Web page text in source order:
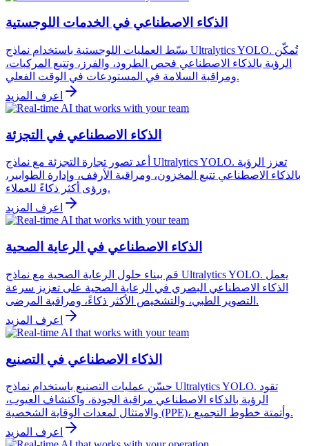
الذكاء الاصطناعي في الخدمات اللوجستية
بسّط العمليات اللوجستية باستخدام نماذج Ultralytics YOLO. تُمكّن
الرؤية بالذكاء الاصطناعي فحص الطرود، والفرز، وتتبع المركبات،
ومراقبة السلامة في المستودعات في الوقت الفعلي.
اعرف المزيد
الذكاء الاصطناعي في التجزئة
أعد تصور تجارة التجزئة مع نماذج Ultralytics YOLO. تعزز الرؤية
بالذكاء الاصطناعي تتبع المخزون، ومراقبة الأرفف، وإدارة الطوابير،
ورؤى أكثر ذكاءً للعملاء.
اعرف المزيد
الذكاء الاصطناعي في الرعاية الصحية
قم ببناء حلول الرعاية الصحية مع نماذج Ultralytics YOLO. يعمل
الذكاء الاصطناعي البصري في الرعاية الصحية على تعزيز سرعة
التصوير الطبي، والتشخيص الأكثر ذكاءً، ومراقبة المرضى.
اعرف المزيد
الذكاء الاصطناعي في التصنيع
حسّن عمليات التصنيع باستخدام نماذج Ultralytics YOLO. تقود
الرؤية بالذكاء الاصطناعي مراقبة الجودة، واكتشاف العيوب،
والامتثال لمعدات الوقاية الشخصية (PPE)، وأتمتة خطوط التجميع.
اعرف المزيد